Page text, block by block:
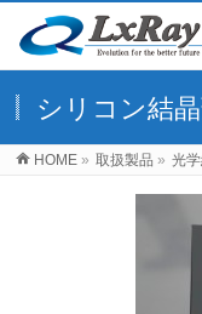
シリコン結
HOME » 取扱製品 » 光